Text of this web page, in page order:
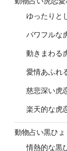
ゆったりと
パワフルな
動きまわる
愛情あふれ
慈悲深い虎
楽天的な虎
動物占い黒ひ
情熱的な黒